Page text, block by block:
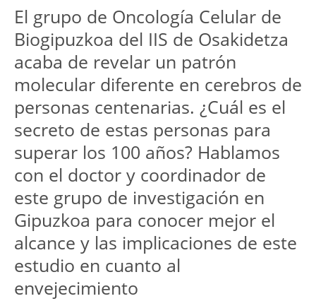
El grupo de Oncología Celular de
Biogipuzkoa del IIS de Osakidetza
acaba de revelar un patrón
molecular diferente en cerebros de
personas centenarias. ¿Cuál es el
secreto de estas personas para
superar los 100 años? Hablamos
con el doctor y coordinador de
este grupo de investigación en
Gipuzkoa para conocer mejor el
alcance y las implicaciones de este
estudio en cuanto al
envejecimiento